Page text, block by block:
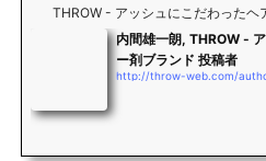
THROW - アッシュにこだわったヘ
内間雄一朗, THROW -
ー剤ブランド 投稿者
http://throw-web.com/